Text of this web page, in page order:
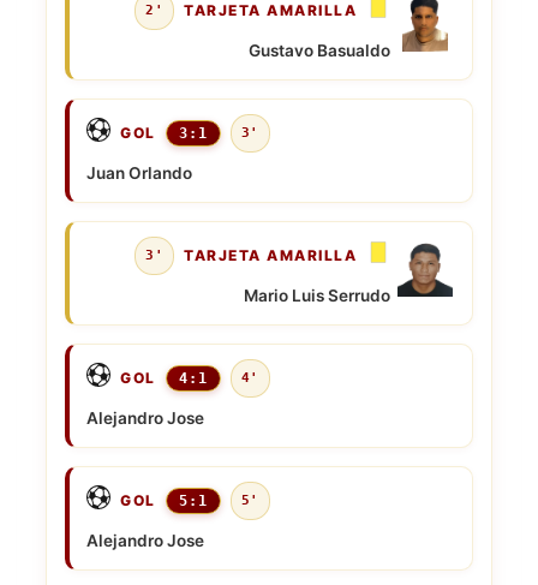
2' TARJETA AMARILLA
Gustavo Basualdo
GOL 3:1 3'
Juan Orlando
3' TARJETA AMARILLA
Mario Luis Serrudo
GOL 4:1 4'
Alejandro Jose
GOL 5:1 5'
Alejandro Jose